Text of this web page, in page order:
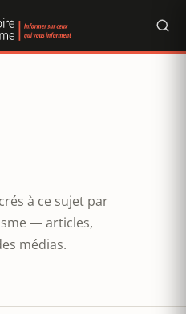
à ce sujet par
— articles,
médias.